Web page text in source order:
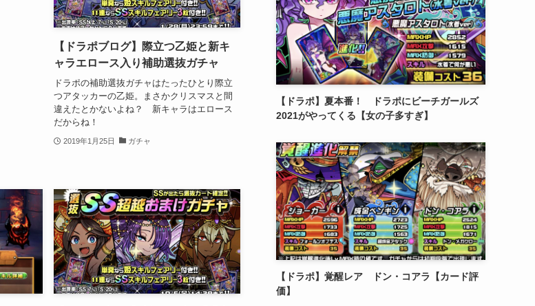
【ドラポブログ】際立つ乙姫と新キ
ャラエロース入り補助選抜ガチャ
ドラポの補助選抜ガチャはたったひとり際立
つアタッカーの乙姫。まさかクリスマスと間
違えたとかないよね？ 新キャラはエロース
だからね！
2019年1月25日 ガチャ
【ドラポ】夏本番！ ドラポにビーチガールズ
2021がやってくる【女の子多すぎ】
【ドラポ】覚醒レア ドン・コアラ【カード評
価】